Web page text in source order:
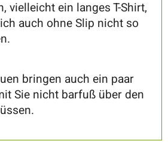
vielleicht ein langes T-Shirt,
auch ohne Slip nicht so
bringen auch ein paar
Sie nicht barfuß über den